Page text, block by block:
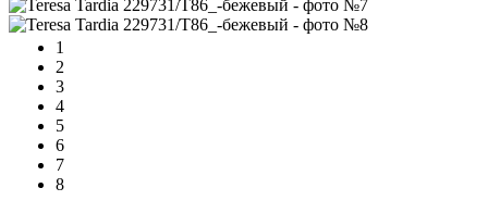
1
2
3
4
5
6
7
8